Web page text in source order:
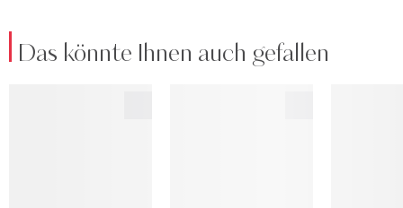
Das könnte Ihnen auch gefallen